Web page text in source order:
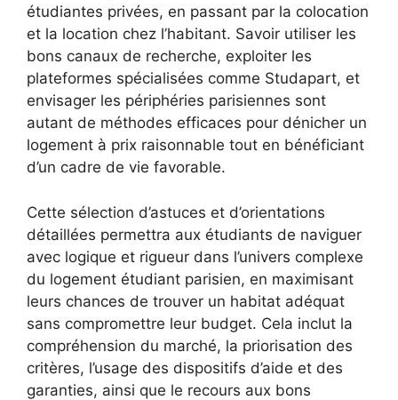
étudiantes privées, en passant par la colocation
et la location chez l’habitant. Savoir utiliser les
bons canaux de recherche, exploiter les
plateformes spécialisées comme Studapart, et
envisager les périphéries parisiennes sont
autant de méthodes efficaces pour dénicher un
logement à prix raisonnable tout en bénéficiant
d’un cadre de vie favorable.
Cette sélection d’astuces et d’orientations
détaillées permettra aux étudiants de naviguer
avec logique et rigueur dans l’univers complexe
du logement étudiant parisien, en maximisant
leurs chances de trouver un habitat adéquat
sans compromettre leur budget. Cela inclut la
compréhension du marché, la priorisation des
critères, l’usage des dispositifs d’aide et des
garanties, ainsi que le recours aux bons